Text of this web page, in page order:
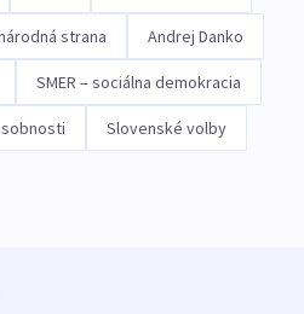
strana Andrej Danko
SMER – sociálna demokracia
Slovenské volby